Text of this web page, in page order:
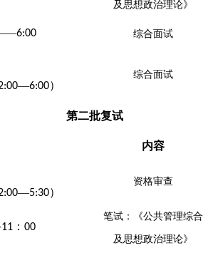
及思想政治理论》
6:00 综合面试
—6:00）
综合面试
第二批复试
内容
—5:30）
资格审查
： 00
笔试：《公共管理综合
及思想政治理论》